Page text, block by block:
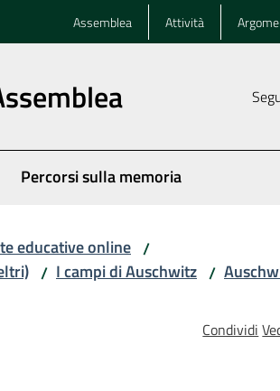
Assemblea Attività
Percorsi sulla memoria
educative online /
/ I campi di Auschwitz /
Condividi